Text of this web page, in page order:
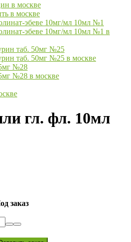
в москве
в москве
эбеве 10мг/мл 10мл №1
эбеве 10мг/мл 10мл №1 в
таб. 50мг №25
таб. 50мг №25 в москве
№28
№28 в москве
гл. фл. 10мл
заказ